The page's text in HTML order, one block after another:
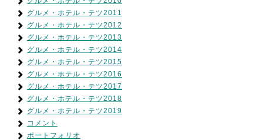
グルメ・ホテル・テツ2011
グルメ・ホテル・テツ2012
グルメ・ホテル・テツ2013
グルメ・ホテル・テツ2014
グルメ・ホテル・テツ2015
グルメ・ホテル・テツ2016
グルメ・ホテル・テツ2017
グルメ・ホテル・テツ2018
グルメ・ホテル・テツ2019
コメント
ポートフォリオ